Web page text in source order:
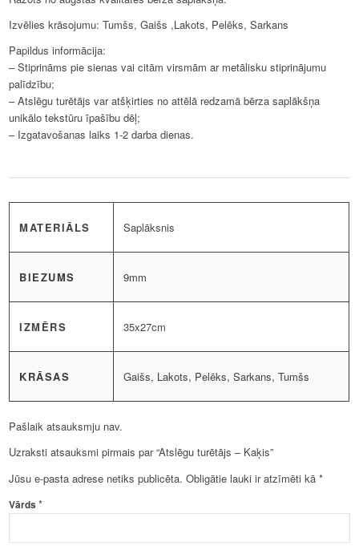
Izvēlies krāsojumu: Tumšs, Gaišs ,Lakots, Pelēks, Sarkans
Papildus informācija:
– Stiprināms pie sienas vai citām virsmām ar metālisku stiprinājumu
palīdzību;
– Atslēgu turētājs var atšķirties no attēlā redzamā bērza saplākšņa
unikālo tekstūru īpašību dēļ;
– Izgatavošanas laiks 1-2 darba dienas.
MATERIĀLS Saplāksnis
BIEZUMS 9mm
IZMĒRS 35x27cm
KRĀSAS Gaišs, Lakots, Pelēks, Sarkans, Tumšs
Pašlaik atsauksmju nav.
Uzraksti atsauksmi pirmais par “Atslēgu turētājs – Kaķis”
Jūsu e-pasta adrese netiks publicēta. Obligātie lauki ir atzīmēti kā*
Vārds*